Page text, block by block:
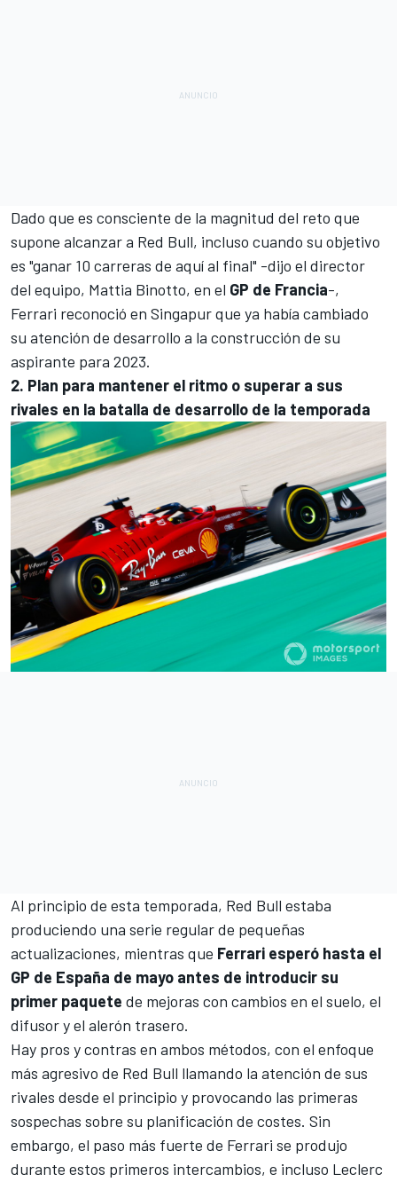
Dado que es consciente de la magnitud del reto que
supone alcanzar a Red Bull, incluso cuando su objetivo
es "ganar 10 carreras de aquí al final" -dijo el director
del equipo, Mattia Binotto, en el GP de Francia-,
Ferrari reconoció en Singapur que ya había cambiado
su atención de desarrollo a la construcción de su
aspirante para 2023.
2. Plan para mantener el ritmo o superar a sus
rivales en la batalla de desarrollo de la temporada
Al principio de esta temporada, Red Bull estaba
produciendo una serie regular de pequeñas
actualizaciones, mientras que Ferrari esperó hasta el
GP de España de mayo antes de introducir su
primer paquete de mejoras con cambios en el suelo, el
difusor y el alerón trasero.
Hay pros y contras en ambos métodos, con el enfoque
más agresivo de Red Bull llamando la atención de sus
rivales desde el principio y provocando las primeras
sospechas sobre su planificación de costes. Sin
embargo, el paso más fuerte de Ferrari se produjo
durante estos primeros intercambios, e incluso Leclerc